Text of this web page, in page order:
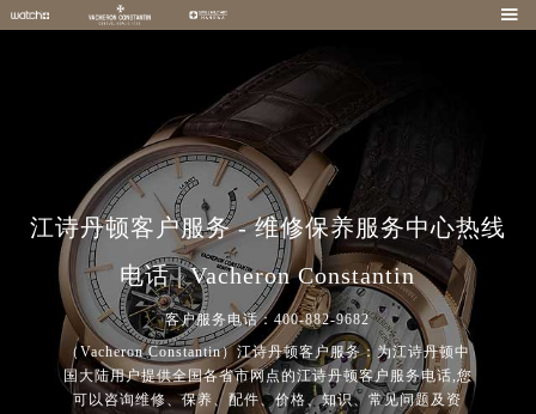

江诗丹顿客户服务 - 维修保养服务中心热线
电话 | Vacheron Constantin
客户服务电话：400-882-9682
（Vacheron Constantin）江诗丹顿客户服务：为江诗丹顿中
国大陆用户提供全国各省市网点的江诗丹顿客户服务电话,您
可以咨询维修、保养、配件、价格、知识、常见问题及资